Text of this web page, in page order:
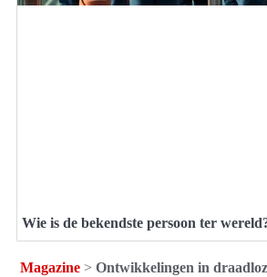
Wie is de bekendste persoon ter
Magazine> Ontwikkelingen in